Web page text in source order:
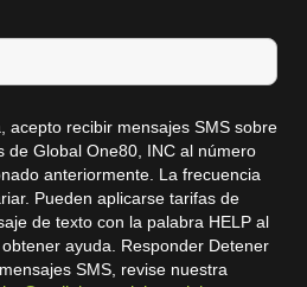
acepto recibir mensajes SMS sobre
de Global One80, INC al número
anteriormente. La frecuencia
Pueden aplicarse tarifas de
de texto con la palabra HELP al
ayuda. Responder Detener
SMS, revise nuestra